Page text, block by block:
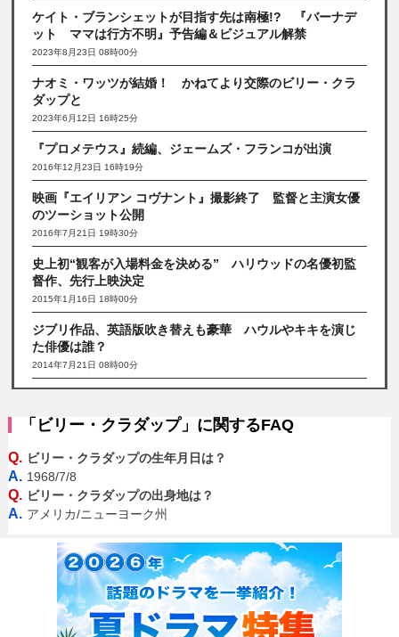
ケイト・ブランシェットが目指す先は南極!? 『バーナデ
ット ママは行方不明』予告編＆ビジュアル解禁
2023年8月23日 08時00分
ナオミ・ワッツが結婚！ かねてより交際のビリー・クラ
ダップと
2023年6月12日 16時25分
『プロメテウス』続編、ジェームズ・フランコが出演
2016年12月23日 16時19分
映画『エイリアン コヴナント』撮影終了 監督と主演女優
のツーショット公開
2016年7月21日 19時30分
史上初“観客が入場料金を決める” ハリウッドの名優初監
督作、先行上映決定
2015年1月16日 18時00分
ジブリ作品、英語版吹き替えも豪華 ハウルやキキを演じ
た俳優は誰？
2014年7月21日 08時00分
「ビリー・クラダップ」に関するFAQ
Q. ビリー・クラダップの生年月日は？
A. 1968/7/8
Q. ビリー・クラダップの出身地は？
A. アメリカ/ニューヨーク州